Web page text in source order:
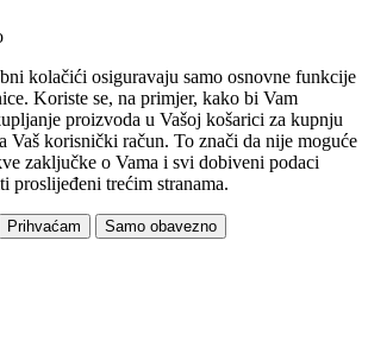
kolačići osiguravaju samo osnovne funkcije
Koriste se, na primjer, kako bi Vam
proizvoda u Vašoj košarici za kupnju
Vaš korisnički račun. To znači da nije moguće
zaključke o Vama i svi dobiveni podaci
proslijeđeni trećim stranama.
Prihvaćam Samo obavezno